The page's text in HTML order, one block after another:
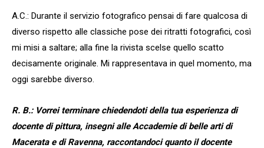
A.C.: Durante il servizio fotografico pensai di fare qualcosa di
diverso rispetto alle classiche pose dei ritratti fotografici, così
mi misi a saltare; alla fine la rivista scelse quello scatto
decisamente originale. Mi rappresentava in quel momento, ma
oggi sarebbe diverso.
R. B.: Vorrei terminare chiedendoti della tua esperienza di
docente di pittura, insegni alle Accademie di belle arti di
Macerata e di Ravenna, raccontandoci quanto il docente